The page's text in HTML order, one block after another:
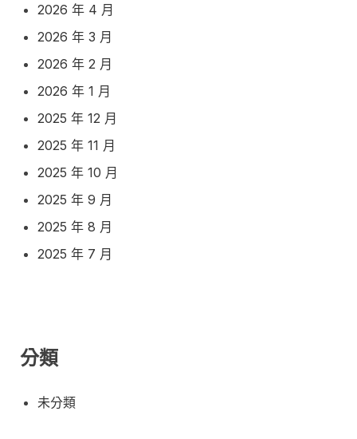
2026 年 4 月
2026 年 3 月
2026 年 2 月
2026 年 1 月
2025 年 12 月
2025 年 11 月
2025 年 10 月
2025 年 9 月
2025 年 8 月
2025 年 7 月
分類
未分類